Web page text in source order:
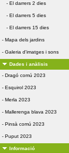
- El darrers 2 dies
- El darrers 5 dies
- El darrers 15 dies
- Mapa dels jardins
- Galeria d'imatges i sons
Dades i anàlisis
- Dragó comú 2023
- Esquirol 2023
- Merla 2023
- Mallerenga blava 2023
- Pinsà comú 2023
- Puput 2023
Informació